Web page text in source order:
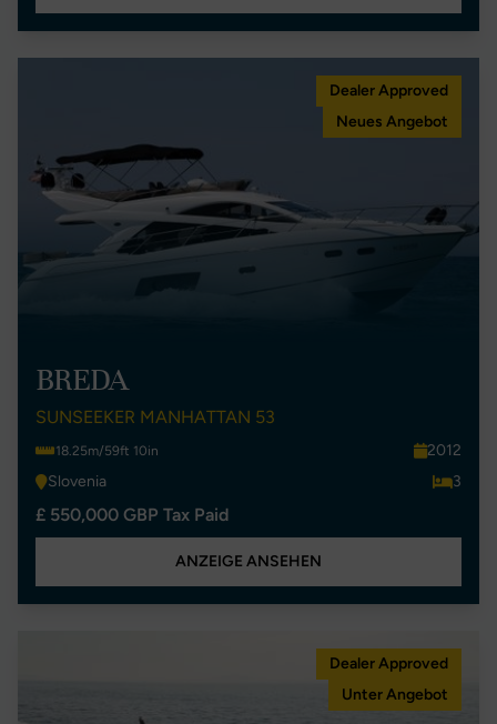
Dealer Approved
Neues Angebot
BREDA
SUNSEEKER MANHATTAN 53
18.25m/59ft 10in
2012
Slovenia
3
£ 550,000 GBP Tax Paid
ANZEIGE ANSEHEN
Dealer Approved
Unter Angebot